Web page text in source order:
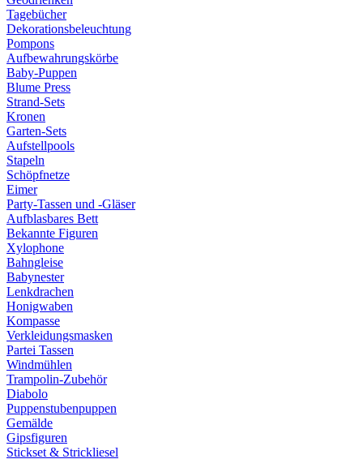
Tagebücher
Dekorationsbeleuchtung
Pompons
Aufbewahrungskörbe
Baby-Puppen
Blume Press
Strand-Sets
Kronen
Garten-Sets
Aufstellpools
Stapeln
Schöpfnetze
Eimer
Party-Tassen und -Gläser
Aufblasbares Bett
Bekannte Figuren
Xylophone
Bahngleise
Babynester
Lenkdrachen
Honigwaben
Kompasse
Verkleidungsmasken
Partei Tassen
Windmühlen
Trampolin-Zubehör
Diabolo
Puppenstubenpuppen
Gemälde
Gipsfiguren
Stickset & Strickliesel